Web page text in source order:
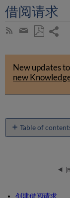
借阅请求
Subscribe
RSS
Share
by
email
as
PDF
New updates
new
Table of
No
创建借阅请求